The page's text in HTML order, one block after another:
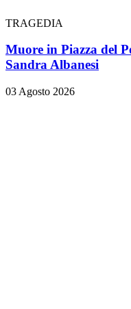
TRAGEDIA
Muore in Piazza del
Sandra Albanesi
03 Agosto 2026